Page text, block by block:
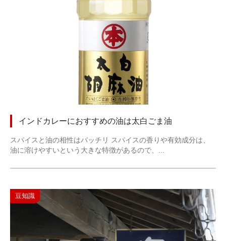
インドカレーにおすすめの油は太白ごま油
スパイスと油の相性はバッチリ スパイスの香りや有効成分は、
油に溶けやすいという大きな特徴があるので、...
豆知識